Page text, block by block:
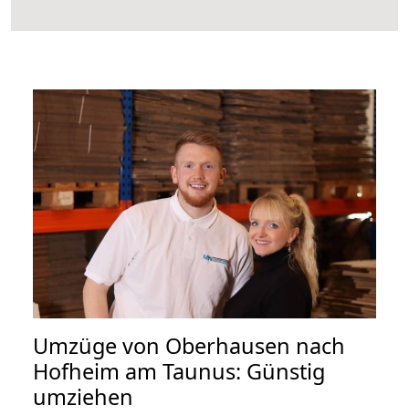
Umzüge von Oberhausen nach
Hofheim am Taunus: Günstig
umziehen